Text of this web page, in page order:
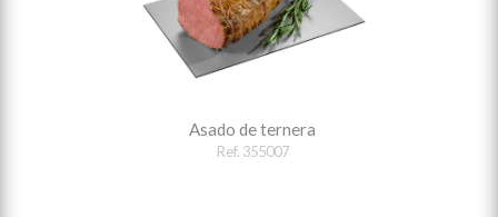
Asado de ternera
Ref. 355007